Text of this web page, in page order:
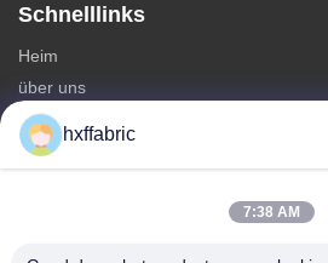
Schnelllinks
Heim
über uns
produits
Kontaktieren Sie uns
hxffabric
7:38 AM